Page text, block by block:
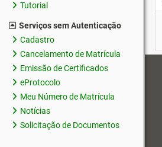
Tutorial
Serviços sem Autenticação
Cadastro
Cancelamento de Matrícula
Emissão de Certificados
eProtocolo
Meu Número de Matrícula
Notícias
Solicitação de Documentos